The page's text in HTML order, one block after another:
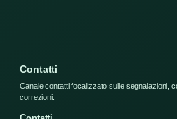
Contatti
Canale contatti focalizzato sulle segnalazioni,
correzioni.